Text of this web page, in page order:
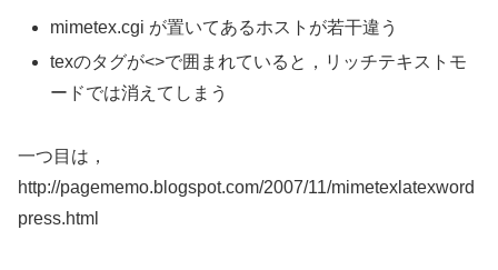
mimetex.cgi が置いてあるホストが若干違う
texのタグが<>で囲まれていると，リッチテキストモ
ードでは消えてしまう
一つ目は，
http://pagememo.blogspot.com/2007/11/mimetexlatexword
press.html